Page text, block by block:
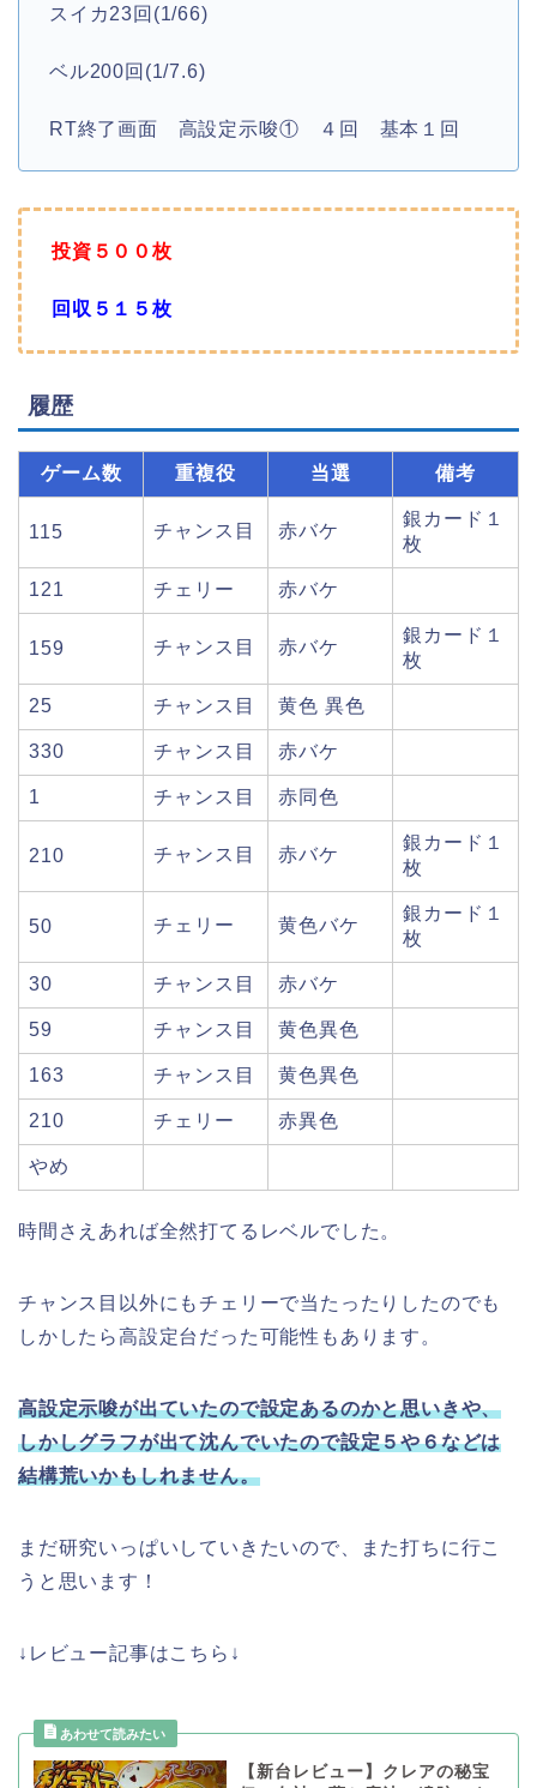
スイカ23回(1/66)
ベル200回(1/7.6)
RT終了画面 高設定示唆① ４回 基本１回
投資５００枚
回収５１５枚
履歴
ゲーム数 重複役 当選 備考
115 チャンス目 赤バケ
銀カード１
枚
121 チェリー 赤バケ
159 チャンス目 赤バケ
銀カード１
枚
25 チャンス目 黄色 異色
330 チャンス目 赤バケ
1 チャンス目 赤同色
210 チャンス目 赤バケ
銀カード１
枚
50 チェリー 黄色バケ
銀カード１
枚
30 チャンス目 赤バケ
59 チャンス目 黄色異色
163 チャンス目 黄色異色
210 チェリー 赤異色
やめ
時間さえあれば全然打てるレベルでした。
チャンス目以外にもチェリーで当たったりしたのでも
しかしたら高設定台だった可能性もあります。
高設定示唆が出ていたので設定あるのかと思いきや、
しかしグラフが出て沈んでいたので設定５や６などは
結構荒いかもしれません。
まだ研究いっぱいしていきたいので、また打ちに行こ
うと思います！
↓レビュー記事はこちら↓
【新台レビュー】クレアの秘宝